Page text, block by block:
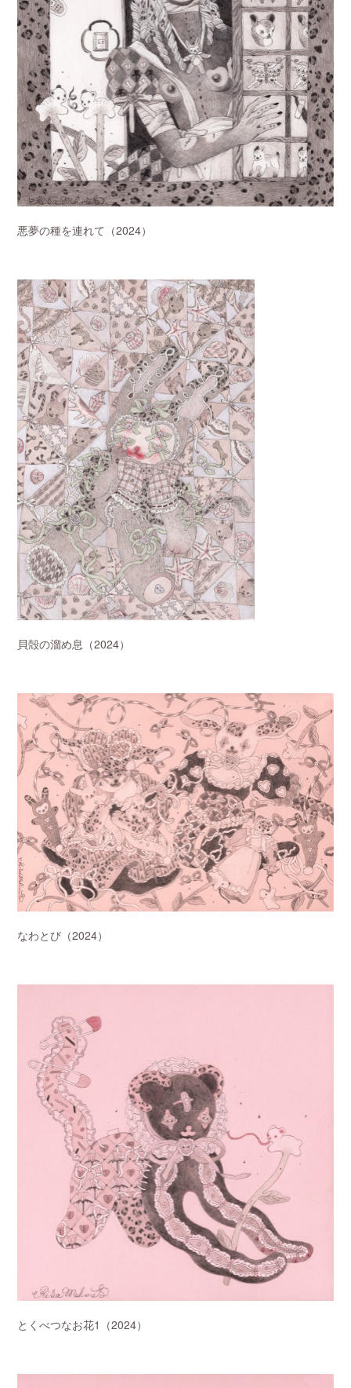
悪夢の種を連れて（2024）
貝殻の溜め息（2024）
なわとび（2024）
とくべつなお花1（2024）